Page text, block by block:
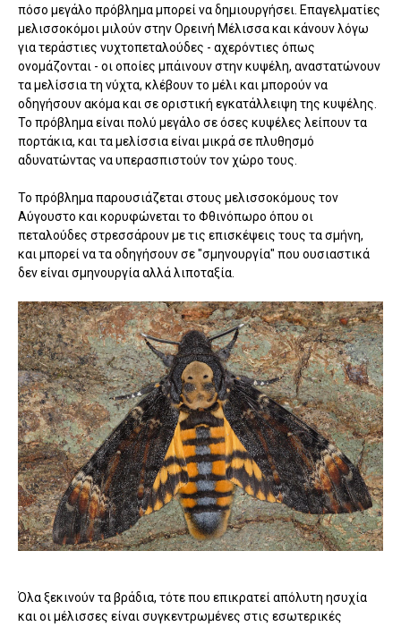
πόσο μεγάλο πρόβλημα μπορεί να δημιουργήσει. Επαγελματίες
μελισσοκόμοι μιλούν στην Ορεινή Μέλισσα και κάνουν λόγω
για τεράστιες νυχτοπεταλούδες - αχερόντιες όπως
ονομάζονται - οι οποίες μπάινουν στην κυψέλη, αναστατώνουν
τα μελίσσια τη νύχτα, κλέβουν το μέλι και μπορούν να
οδηγήσουν ακόμα και σε οριστική εγκατάλλειψη της κυψέλης.
Το πρόβλημα είναι πολύ μεγάλο σε όσες κυψέλες λείπουν τα
πορτάκια, και τα μελίσσια είναι μικρά σε πλυθησμό
αδυνατώντας να υπερασπιστούν τον χώρο τους.
Το πρόβλημα παρουσιάζεται στους μελισσοκόμους τον
Αύγουστο και κορυφώνεται το Φθινόπωρο όπου οι
πεταλούδες στρεσσάρουν με τις επισκέψεις τους τα σμήνη,
και μπορεί να τα οδηγήσουν σε "σμηνουργία" που ουσιαστικά
δεν είναι σμηνουργία αλλά λιποταξία.
Όλα ξεκινούν τα βράδια, τότε που επικρατεί απόλυτη ησυχία
και οι μέλισσες είναι συγκεντρωμένες στις εσωτερικές